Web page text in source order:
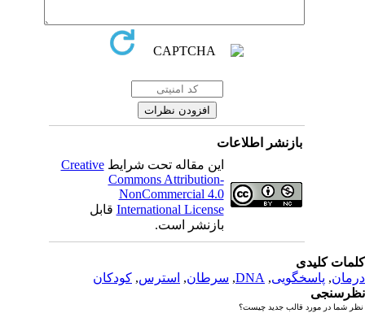
بازنشر اطلاعات
این مقاله تحت شرایطCreative
Commons Attribution-
NonCommercial 4.0
International Licenseقابل
بازنشر است.
,
DNA
,سرطان, استرس, کودکان
قالب جدید چیست؟